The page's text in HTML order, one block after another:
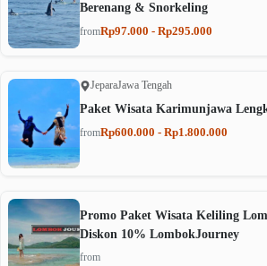
Berenang & Snorkeling
fromRp97.000 - Rp295.000
JeparaJawa Tengah
Paket Wisata Karimunjawa
fromRp600.000 - Rp1.800.000
Promo Paket Wisata Keliling
Diskon 10% LombokJourney
from